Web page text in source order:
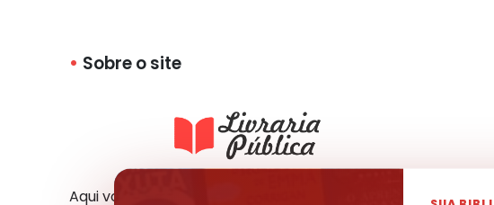
Sobre o site
Aqui você tem acesso a milhares de livros